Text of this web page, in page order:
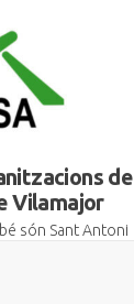
de
Vilamajor
són Sant Antoni